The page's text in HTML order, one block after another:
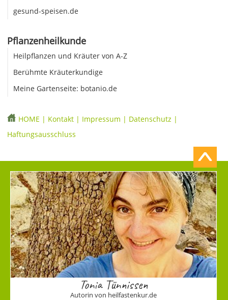
gesund-speisen.de
Pflanzenheilkunde
Heilpflanzen und Kräuter von A-Z
Berühmte Kräuterkundige
Meine Gartenseite: botanio.de
HOME | Kontakt | Impressum | Datenschutz |
Haftungsausschluss
Tonia Tünnissen
Autorin von heilfastenkur.de